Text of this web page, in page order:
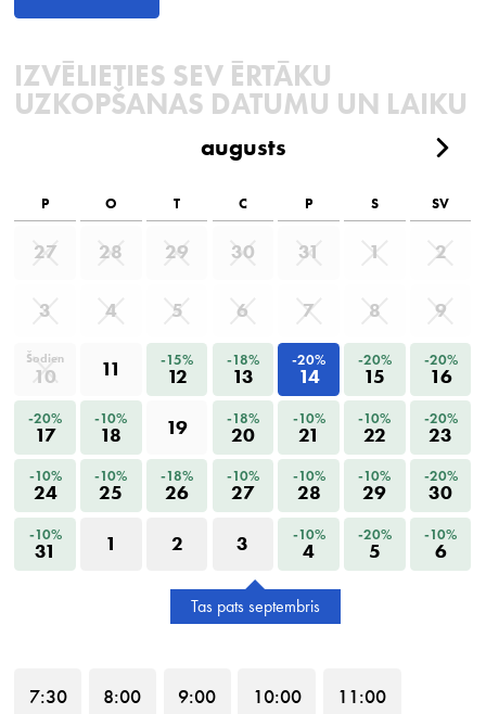
IZVĒLIETIES SEV ĒRTĀKU
UZKOPŠANAS DATUMU UN LAIKU
augusts
P O T C P S SV
27 28 29 30 31 1 2
3 4 5 6 7 8 9
Šodien
10 11 -15%
12
-18%
13
-20%
14
-20%
15
-20%
16
-20%
17
-10%
18 19 -18%
20
-10%
21
-10%
22
-20%
23
-10%
24
-10%
25
-18%
26
-10%
27
-10%
28
-10%
29
-20%
30
-10%
31 1 2 3 -10%
4
-20%
5
-10%
6
Tas pats septembris
7:30 8:00 9:00 10:00 11:00